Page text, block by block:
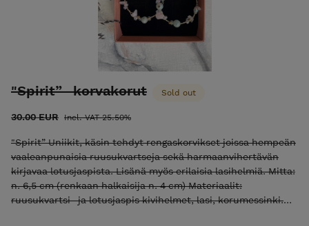
"Spirit” -korvakorut Sold out
30.00 EUR Incl. VAT 25.50%
"Spirit” Uniikit, käsin tehdyt rengaskorvikset joissa hempeän
vaaleanpunaisia ruusukvartseja sekä harmaanvihertävän
kirjavaa lotusjaspista. Lisänä myös erilaisia lasihelmiä. Mitta:
n. 6,5 cm (renkaan halkaisija n. 4 cm) Materiaalit:
ruusukvartsi- ja lotusjaspis kivihelmet, lasi, korumessinki.